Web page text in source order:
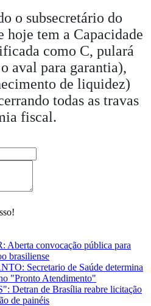
o subsecretário do
hoje tem a Capacidade
como C, pulará
aval para garantia),
de liquidez)
todas as travas
fiscal.
convocação pública para
brasiliense
Secretario de Saúde determina
"Pronto Atendimento"
Detran de Brasília reabre licitação
de painéis